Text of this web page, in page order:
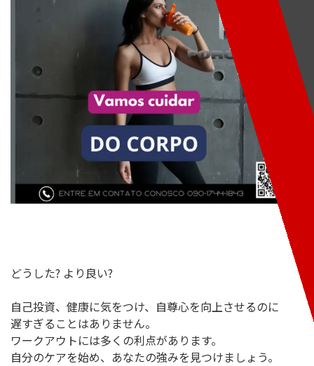
どうした? より良い?
自己投資、健康に気をつけ、自尊心を向上させるのに
遅すぎることはありません。
ワークアウトには多くの利点があります。
自分のケアを始め、あなたの強みを見つけましょう。